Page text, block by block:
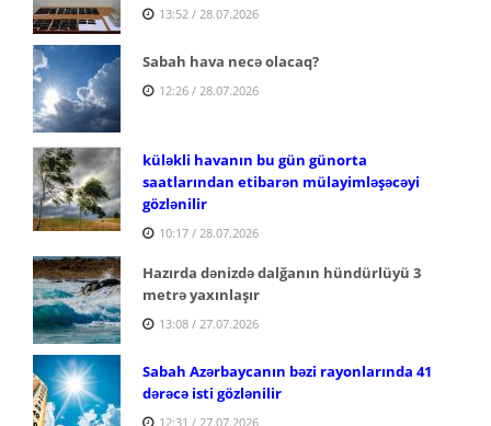
13:52 / 28.07.2026
Sabah hava necə olacaq?
12:26 / 28.07.2026
küləkli havanın bu gün günorta
saatlarından etibarən mülayimləşəcəyi
gözlənilir
10:17 / 28.07.2026
Hazırda dənizdə dalğanın hündürlüyü 3
metrə yaxınlaşır
13:08 / 27.07.2026
Sabah Azərbaycanın bəzi rayonlarında 41
dərəcə isti gözlənilir
12:31 / 27.07.2026